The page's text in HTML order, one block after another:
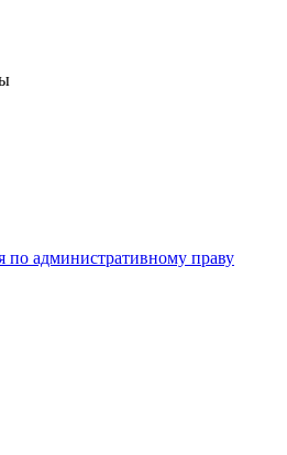
по административному праву